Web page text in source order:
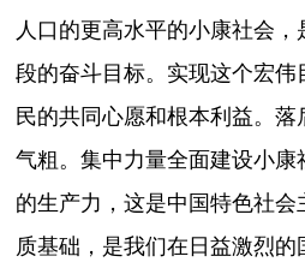
人口的更高水平的小康社会
段的奋斗目标。实现这个宏伟
民的共同心愿和根本利益。
气粗。集中力量全面建设小
的生产力，这是中国特色社
质基础，是我们在日益激烈